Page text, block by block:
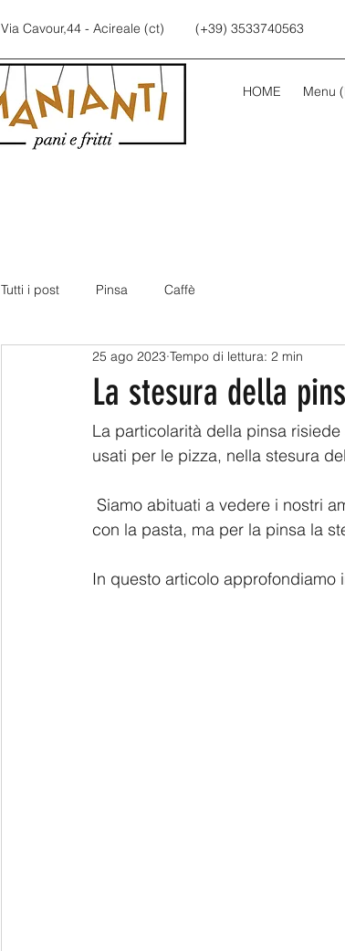
Via Cavour,44 - Acireale (ct) (+39) 3533740563
HOME Menu
Tutti i post Pinsa Caffè
La stesura della
25 ago 2023 Tempo di lettura: 2 min
La particolarità della pinsa
usati per le pizza, nella stesura
con la pasta, ma per la pinsa la
In questo articolo approfondiamo